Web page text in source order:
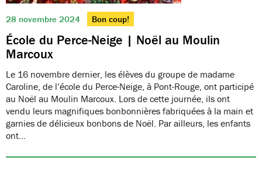
28 novembre 2024 Bon coup!
École du Perce-Neige | Noël au Moulin
Marcoux
Le 16 novembre dernier, les élèves du groupe de madame
Caroline, de l’école du Perce-Neige, à Pont-Rouge, ont participé
au Noël au Moulin Marcoux. Lors de cette journée, ils ont
vendu leurs magnifiques bonbonnières fabriquées à la main et
garnies de délicieux bonbons de Noël. Par ailleurs, les enfants
ont…